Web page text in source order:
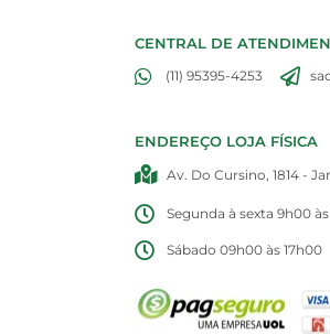
CENTRAL DE
(11) 95395-4253
ENDEREÇO LOJA FÍSICA
Av. Do Cursino, 1814 -
Segunda à sexta 9h00
Sábado 09h00 às 17h00